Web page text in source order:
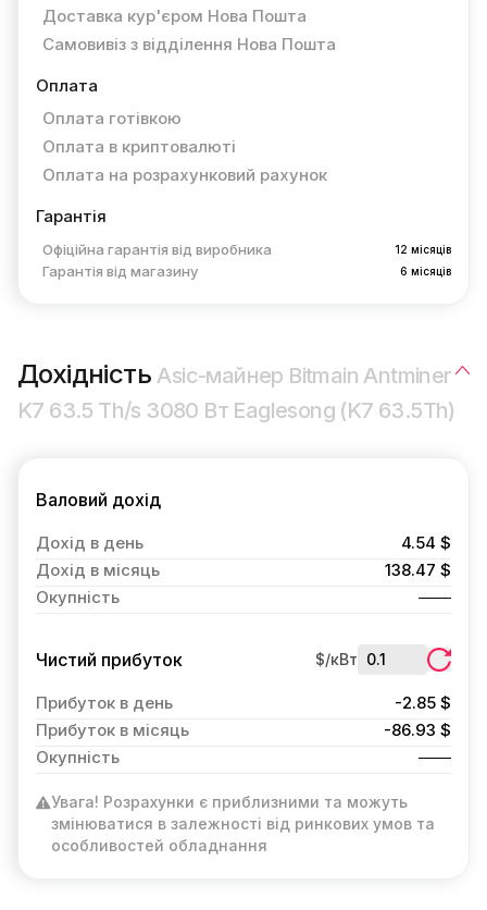
Доставка кур'єром Нова Пошта
Самовивіз з відділення Нова Пошта
Оплата
Оплата готівкою
Оплата в криптовалюті
Оплата на розрахунковий рахунок
Гарантія
Офіційна гарантія від виробника 12 місяців
Гарантія від магазину 6 місяців
ДохідністьAsic-майнер Bitmain Antminer
K7 63.5 Th/s 3080 Вт Eaglesong (K7 63.5Th)
Валовий дохід
Дохід в день
4.54 $
Дохід в місяць
138.47 $
Окупність
Чистий прибуток $/кВт
Прибуток в день
-2.85 $
Прибуток в місяць
-86.93 $
Окупність
Увага! Розрахунки є приблизними та можуть
змінюватися в залежності від ринкових умов та
особливостей обладнання